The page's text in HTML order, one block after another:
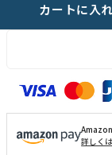
カートに入
詳しく